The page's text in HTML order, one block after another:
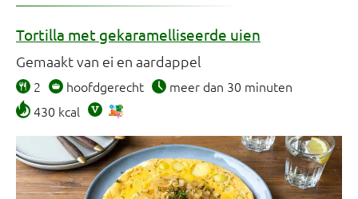
Tortilla met gekaramelliseerde uien
Gemaakt van ei en aardappel
2 hoofdgerecht
meer dan 30 minuten
430 kcal